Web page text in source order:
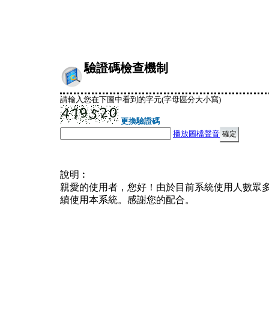
驗證碼檢查機制
請輸入您在下圖中看到的字元(字母區分大小寫)
更換驗證碼
播放圖檔聲音
說明︰
親愛的使用者，您好！由於目前系統使用人數眾
續使用本系統。感謝您的配合。